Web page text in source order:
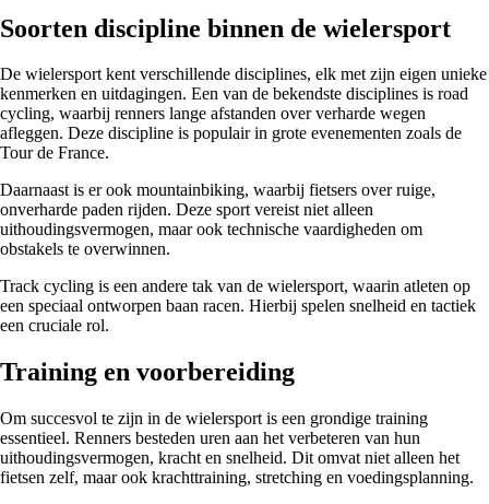
Soorten discipline binnen de wielersport
De wielersport kent verschillende disciplines, elk met zijn eigen unieke
kenmerken en uitdagingen. Een van de bekendste disciplines is road
cycling, waarbij renners lange afstanden over verharde wegen
afleggen. Deze discipline is populair in grote evenementen zoals de
Tour de France.
Daarnaast is er ook mountainbiking, waarbij fietsers over ruige,
onverharde paden rijden. Deze sport vereist niet alleen
uithoudingsvermogen, maar ook technische vaardigheden om
obstakels te overwinnen.
Track cycling is een andere tak van de wielersport, waarin atleten op
een speciaal ontworpen baan racen. Hierbij spelen snelheid en tactiek
een cruciale rol.
Training en voorbereiding
Om succesvol te zijn in de wielersport is een grondige training
essentieel. Renners besteden uren aan het verbeteren van hun
uithoudingsvermogen, kracht en snelheid. Dit omvat niet alleen het
fietsen zelf, maar ook krachttraining, stretching en voedingsplanning.